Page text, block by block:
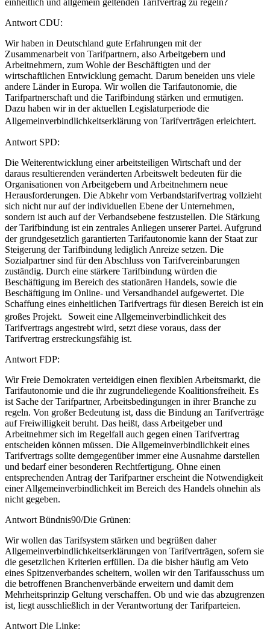
Antwort CDU:
Wir haben in Deutschland gute Erfahrungen mit der
Zusammenarbeit von Tarifpartnern, also Arbeitgebern und
Arbeitnehmern, zum Wohle der Beschäftigten und der
wirtschaftlichen Entwicklung gemacht. Darum beneiden uns viele
andere Länder in Europa. Wir wollen die Tarifautonomie, die
Tarifpartnerschaft und die Tarifbindung stärken und ermutigen.
Dazu haben wir in der aktuellen Legislaturperiode die
Allgemeinverbindlichkeitserklärung von Tarifverträgen erleichtert.
Antwort SPD:
Die Weiterentwicklung einer arbeitsteiligen Wirtschaft und der
daraus resultierenden veränderten Arbeitswelt bedeuten für die
Organisationen von Arbeitgebern und Arbeitnehmern neue
Herausforderungen. Die Abkehr vom Verbandstarifvertrag vollzieht
sich nicht nur auf der individuellen Ebene der Unternehmen,
sondern ist auch auf der Verbandsebene festzustellen. Die Stärkung
der Tarifbindung ist ein zentrales Anliegen unserer Partei. Aufgrund
der grundgesetzlich garantierten Tarifautonomie kann der Staat zur
Steigerung der Tarifbindung lediglich Anreize setzen. Die
Sozialpartner sind für den Abschluss von Tarifvereinbarungen
zuständig. Durch eine stärkere Tarifbindung würden die
Beschäftigung im Bereich des stationären Handels, sowie die
Beschäftigung im Online- und Versandhandel aufgewertet. Die
Schaffung eines einheitlichen Tarifvertrags für diesen Bereich ist ein
großes Projekt. Soweit eine Allgemeinverbindlichkeit des
Tarifvertrags angestrebt wird, setzt diese voraus, dass der
Tarifvertrag erstreckungsfähig ist.
Antwort FDP:
Wir Freie Demokraten verteidigen einen flexiblen Arbeitsmarkt, die
Tarifautonomie und die ihr zugrundeliegende Koalitionsfreiheit. Es
ist Sache der Tarifpartner, Arbeitsbedingungen in ihrer Branche zu
regeln. Von großer Bedeutung ist, dass die Bindung an Tarifverträge
auf Freiwilligkeit beruht. Das heißt, dass Arbeitgeber und
Arbeitnehmer sich im Regelfall auch gegen einen Tarifvertrag
entscheiden können müssen. Die Allgemeinverbindlichkeit eines
Tarifvertrags sollte demgegenüber immer eine Ausnahme darstellen
und bedarf einer besonderen Rechtfertigung. Ohne einen
entsprechenden Antrag der Tarifpartner erscheint die Notwendigkeit
einer Allgemeinverbindlichkeit im Bereich des Handels ohnehin als
nicht gegeben.
Antwort Bündnis90/Die Grünen:
Wir wollen das Tarifsystem stärken und begrüßen daher
Allgemeinverbindlichkeitserklärungen von Tarifverträgen, sofern sie
die gesetzlichen Kriterien erfüllen. Da die bisher häufig am Veto
eines Spitzenverbandes scheitern, wollen wir den Tarifausschuss um
die betroffenen Branchenverbände erweitern und damit dem
Mehrheitsprinzip Geltung verschaffen. Ob und wie das abzugrenzen
ist, liegt ausschließlich in der Verantwortung der Tarifparteien.
Antwort Die Linke: